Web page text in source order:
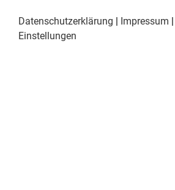
Datenschutzerklärung | Impressum |
Einstellungen